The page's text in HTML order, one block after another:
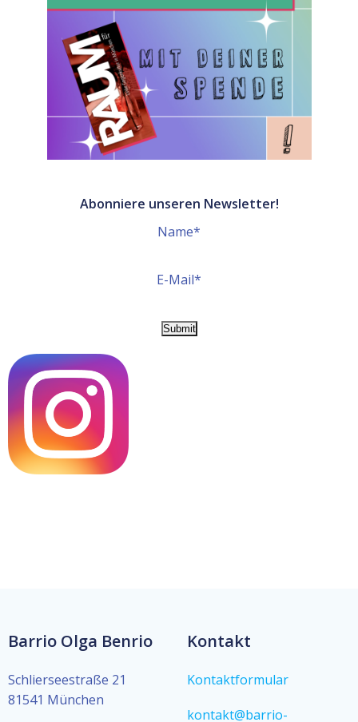
Abonniere unseren Newsletter!
Name*
E-Mail*
Barrio Olga Benrio
Schlierseestraße 21
81541 München
Kontakt
Kontaktformular
kontakt@barrio-